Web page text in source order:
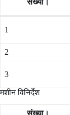
1
2
3
मशीन विनिर्देश